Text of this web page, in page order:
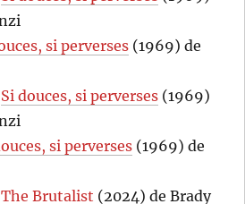
si perverses (1969) de
Si douces, si perverses (1969)
si perverses (1969) de
The Brutalist (2024) de Brady